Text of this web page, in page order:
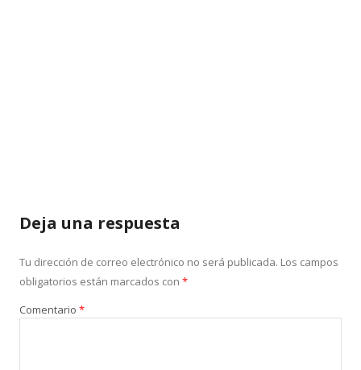
Deja una respuesta
Tu dirección de correo electrónico no será publicada. Los campos
obligatorios están marcados con *
Comentario *